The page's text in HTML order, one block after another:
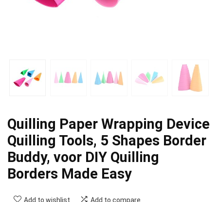
Quilling Paper Wrapping Device
Quilling Tools, 5 Shapes Border
Buddy, voor DIY Quilling
Borders Made Easy
Add to wishlist Add to compare